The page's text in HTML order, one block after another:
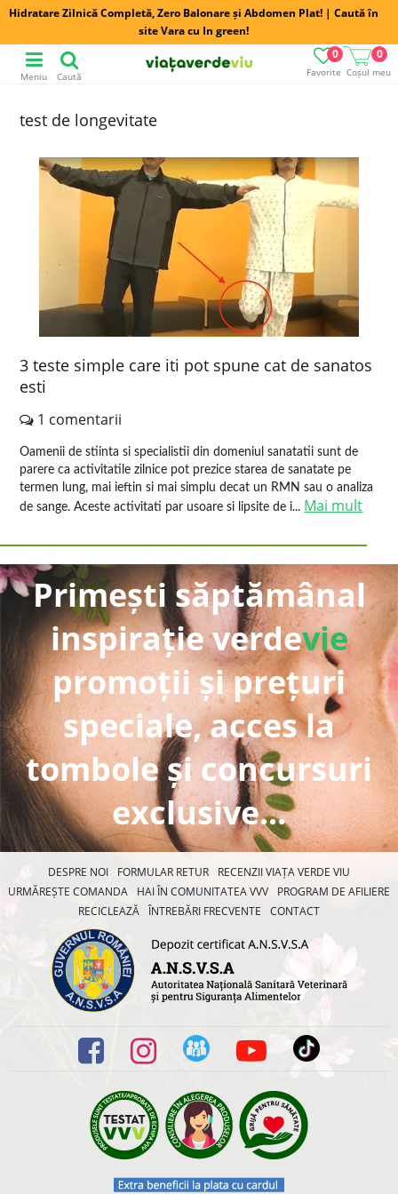
Hidratare Zilnică Completă, Zero Balonare și Abdomen Plat! | Caută în
site Vara cu In green!
Favorite
0
Coșul meu
0
Meniu Caută
test de longevitate
3 teste simple care iti pot spune cat de sanatos
esti
1 comentarii
Oamenii de stiinta si specialistii din domeniul sanatatii sunt de
parere ca activitatile zilnice pot prezice starea de sanatate pe
termen lung, mai ieftin si mai simplu decat un RMN sau o analiza
de sange. Aceste activitati par usoare si lipsite de i... Mai mult
Primești săptămânal
inspirație verdevie
promoții și prețuri
speciale, acces la
tombole și concursuri
exclusive...
DESPRE NOI FORMULAR RETUR
RECENZII VIAȚA VERDE VIU
URMĂREȘTE COMANDA
HAI ÎN COMUNITATEA VVV
PROGRAM DE AFILIERE
RECICLEAZĂ ÎNTREBĂRI FRECVENTE CONTACT